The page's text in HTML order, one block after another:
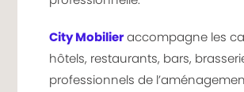
City Mobilieraccompagne les
hôtels, restaurants, bars,
professionnels de